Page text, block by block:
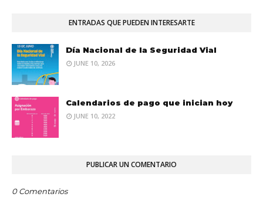
ENTRADAS QUE PUEDEN INTERESARTE
Día Nacional de la Seguridad Vial
JUNE 10, 2026
Calendarios de pago que inician hoy
JUNE 10, 2022
PUBLICAR UN COMENTARIO
0 Comentarios